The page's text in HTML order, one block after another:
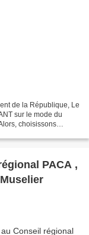
de la République, Le
sur le mode du
choisissons
PACA ,